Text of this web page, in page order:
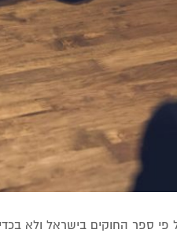
פי ספר החוקים בישראל ולא